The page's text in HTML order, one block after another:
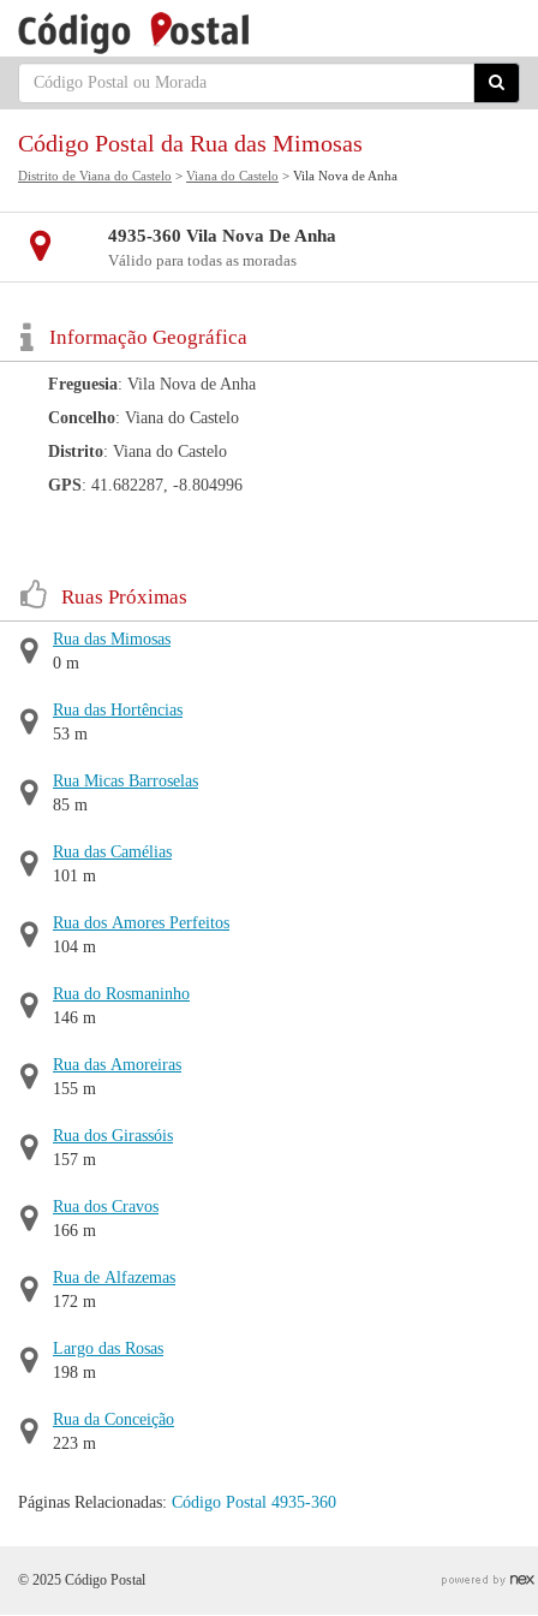
Código Postal da Rua das Mimosas
Distrito de Viana do Castelo > Viana do Castelo > Vila Nova de Anha
4935-360 Vila Nova De Anha
Válido para todas as moradas
Informação Geográfica
Freguesia: Vila Nova de Anha
Concelho: Viana do Castelo
Distrito: Viana do Castelo
GPS: 41.682287, -8.804996
Ruas Próximas
Rua das Mimosas
0 m
Rua das Hortências
53 m
Rua Micas Barroselas
85 m
Rua das Camélias
101 m
Rua dos Amores Perfeitos
104 m
Rua do Rosmaninho
146 m
Rua das Amoreiras
155 m
Rua dos Girassóis
157 m
Rua dos Cravos
166 m
Rua de Alfazemas
172 m
Largo das Rosas
198 m
Rua da Conceição
223 m
Páginas Relacionadas: Código Postal 4935-360
© 2025 Código Postal